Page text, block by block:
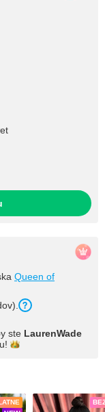
Queen of
ste LaurenWade